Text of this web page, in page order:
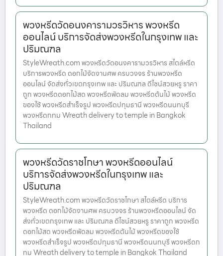
พวงหรีดวัดอนงคารามวรวิหาร พวงหรีด
ออนไลน์ บริการจัดส่งพวงหรีดในกรุงเทพ และ
ปริมณฑล
StyleWreath.com พวงหรีดวัดอนงคารามวรวิหาร สไตล์หรีด
บริการพวงหรีด ดอกไม้จัดงานศพ ครบวงจร ร้านพวงหรีด
ออนไลน์ จัดส่งทั่วเขตกรุงเทพ และ ปริมณฑล ดีไซน์สวยหรู ราคา
ถูก พวงหรีดดอกไม้สด พวงหรีดพัดลม พวงหรีดต้นไม้ พวงหรีด
ของใช้ พวงหรีดสำเร็จรูป พวงหรีดปทุมธานี พวงหรีดนนทบุรี
พวงหรีดกทม Wreath delivery to temple in Bangkok
Thailand
พวงหรีดวัดราชโกษา พวงหรีดออนไลน์
บริการจัดส่งพวงหรีดในกรุงเทพ และ
ปริมณฑล
StyleWreath.com พวงหรีดวัดราชโกษา สไตล์หรีด บริการ
พวงหรีด ดอกไม้จัดงานศพ ครบวงจร ร้านพวงหรีดออนไลน์ จัด
ส่งทั่วเขตกรุงเทพ และ ปริมณฑล ดีไซน์สวยหรู ราคาถูก พวงหรีด
ดอกไม้สด พวงหรีดพัดลม พวงหรีดต้นไม้ พวงหรีดของใช้
พวงหรีดสำเร็จรูป พวงหรีดปทุมธานี พวงหรีดนนทบุรี พวงหรีดก
ทม Wreath delivery to temple in Bangkok Thailand